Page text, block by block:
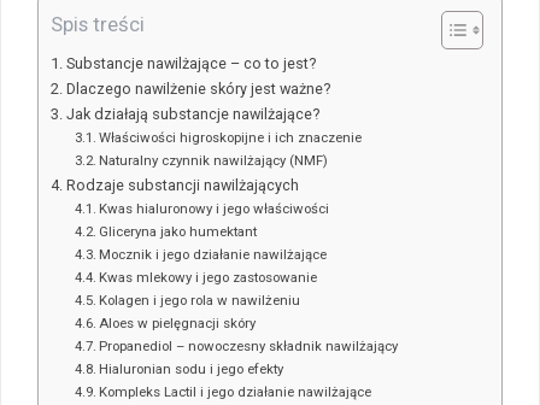
Spis treści
Substancje nawilżające – co to jest?
Dlaczego nawilżenie skóry jest ważne?
Jak działają substancje nawilżające?
Właściwości higroskopijne i ich znaczenie
Naturalny czynnik nawilżający (NMF)
Rodzaje substancji nawilżających
Kwas hialuronowy i jego właściwości
Gliceryna jako humektant
Mocznik i jego działanie nawilżające
Kwas mlekowy i jego zastosowanie
Kolagen i jego rola w nawilżeniu
Aloes w pielęgnacji skóry
Propanediol – nowoczesny składnik nawilżający
Hialuronian sodu i jego efekty
Kompleks Lactil i jego działanie nawilżające